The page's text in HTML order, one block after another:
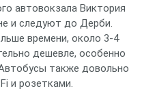
автовокзала Виктория
и следуют до Дерби.
времени, около 3-4
дешевле, особенно
также довольно
и розетками.